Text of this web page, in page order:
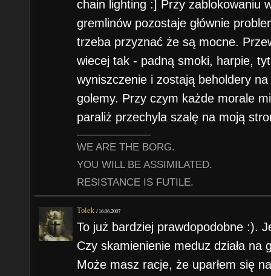
chain lighting :] Przy zablokowaniu
gremlinów pozostaje głównie
trzeba przyznać że są mocne.
wiecej tak - padną smoki, harpie,
wyniszczenie i zostają beholdery
golemy. Przy czym każde morale
paraliż przechyla szalę na moją
WE ARE THE BORG.
YOU WILL BE ASSIMILATED.
RESISTANCE IS FUTILE.
Tolek /16.06.2007
To już bardziej prawdopodobne :).
Czy skamienienie meduz działa na
Może masz racje, że uparłem się